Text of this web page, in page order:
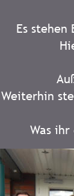
Es
Weiterhin
Was